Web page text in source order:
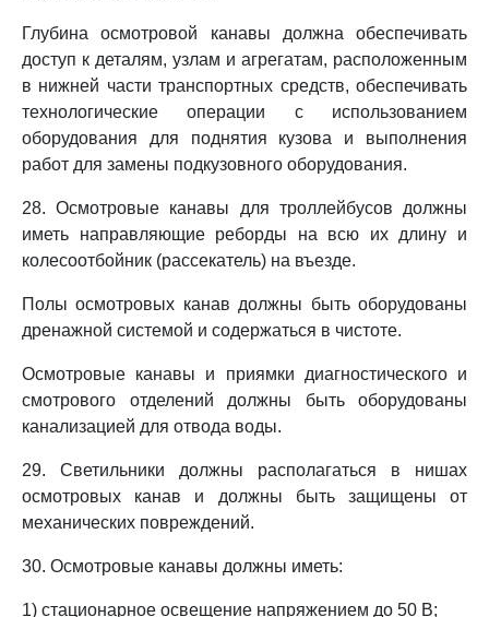
Глубина осмотровой канавы должна обеспечивать
доступ к деталям, узлам и агрегатам, расположенным
в нижней части транспортных средств, обеспечивать
технологические операции с использованием
оборудования для поднятия кузова и выполнения
работ для замены подкузовного оборудования.
28. Осмотровые канавы для троллейбусов должны
иметь направляющие реборды на всю их длину и
колесоотбойник (рассекатель) на въезде.
Полы осмотровых канав должны быть оборудованы
дренажной системой и содержаться в чистоте.
Осмотровые канавы и приямки диагностического и
смотрового отделений должны быть оборудованы
канализацией для отвода воды.
29. Светильники должны располагаться в нишах
осмотровых канав и должны быть защищены от
механических повреждений.
30. Осмотровые канавы должны иметь:
1) стационарное освещение напряжением до 50 В;